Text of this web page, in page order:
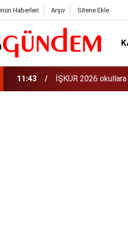
Haberleri Arşiv Sitene Ekle
11:40 iPhone 18 Ne